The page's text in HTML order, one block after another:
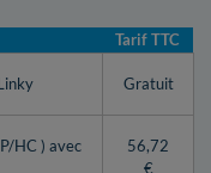
Tarif TTC
Gratuit
HC ) avec
56,72
€